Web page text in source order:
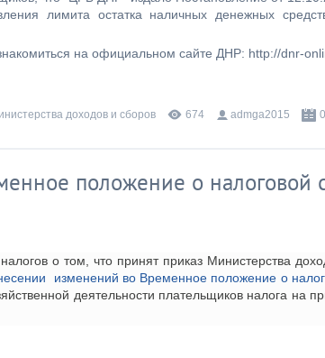
лимита остатка наличных денежных
на официальном сайте ДНР: http://dnr-
доходов и сборов 674 admga2015
положение о налоговой
о том, что принят приказ Министерства
изменений во Временное положение о
деятельности плательщиков налога на